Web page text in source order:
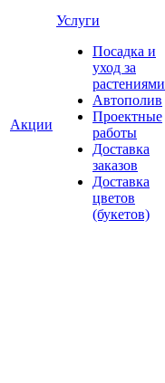
Акции
Услуги
Посадка и
уход за
растениями
Автополив
Проектные
работы
Доставка
заказов
Доставка
цветов
(букетов)